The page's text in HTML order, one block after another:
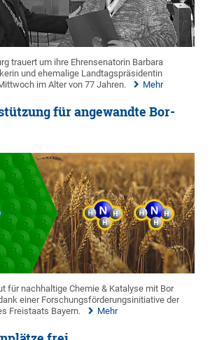
trauert um ihre Ehrensenatorin Barbara
und ehemalige Landtagspräsidentin
im Alter von 77 Jahren.
Mehr
für angewandte Bor-
für nachhaltige Chemie & Katalyse mit Bor
einer Forschungsförderungsinitiative der
Freistaats Bayern.
Mehr